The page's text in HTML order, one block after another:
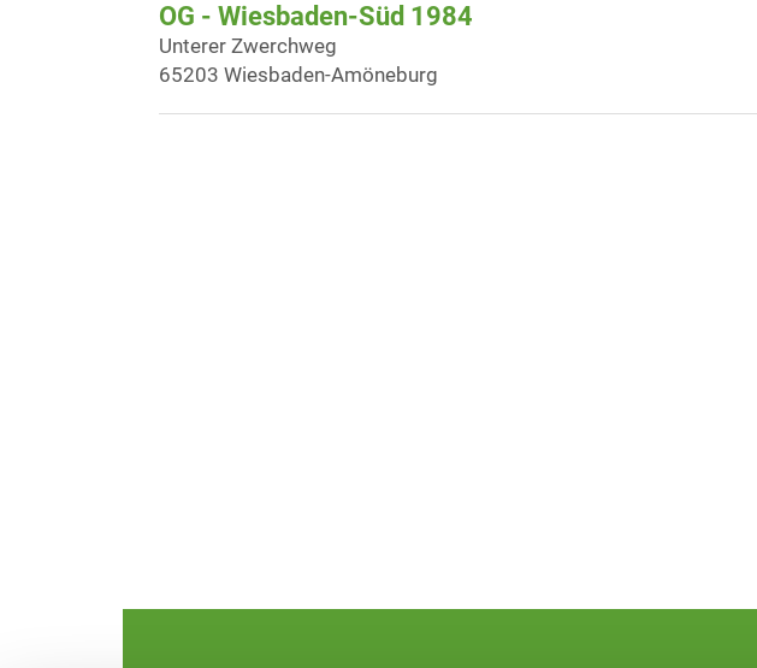
OG - Wiesbaden-Süd 1984
Unterer Zwerchweg
65203 Wiesbaden-Amöneburg